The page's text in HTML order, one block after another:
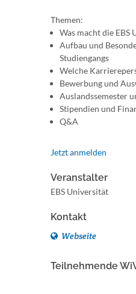
Themen:
Was macht die EBS
Aufbau und
Studiengangs
Welche
Bewerbung und
Auslandssemester
Stipendien und
Q&A
Jetzt anmelden
Veranstalter
EBS Universität
Kontakt
Webseite
Teilnehmende